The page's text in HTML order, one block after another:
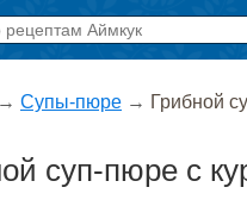
→ Супы-пюре → Грибной
суп-пюре с